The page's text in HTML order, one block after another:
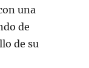
una
de
de su